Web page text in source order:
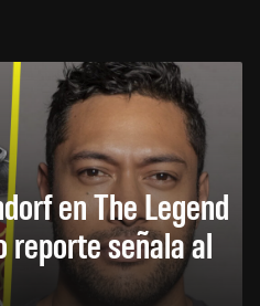
en The Legend
reporte señala al